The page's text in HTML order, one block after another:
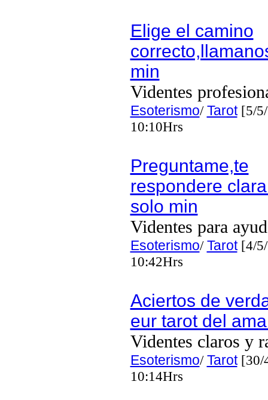
Elige el camino
min
Videntes
Esoterismo/Tarot[5/
10:10Hrs
Preguntame,te
respondere
solo min
Videntes para
Esoterismo/Tarot[4/
10:42Hrs
Aciertos de
eur tarot del
Videntes claros y
Esoterismo/Tarot[30/
10:14Hrs